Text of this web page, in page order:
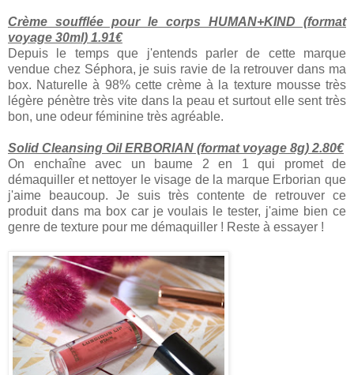
Crème soufflée pour le corps HUMAN+KIND (format
voyage 30ml) 1.91€
Depuis le temps que j'entends parler de cette marque
vendue chez Séphora, je suis ravie de la retrouver dans ma
box. Naturelle à 98% cette crème à la texture mousse très
légère pénètre très vite dans la peau et surtout elle sent très
bon, une odeur féminine très agréable.
Solid Cleansing Oil ERBORIAN (format voyage 8g) 2.80€
On enchaîne avec un baume 2 en 1 qui promet de
démaquiller et nettoyer le visage de la marque Erborian que
j'aime beaucoup. Je suis très contente de retrouver ce
produit dans ma box car je voulais le tester, j'aime bien ce
genre de texture pour me démaquiller ! Reste à essayer !